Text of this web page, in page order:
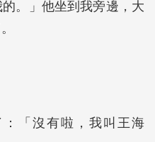
。」他坐到我旁邊，大
「沒有啦，我叫王海